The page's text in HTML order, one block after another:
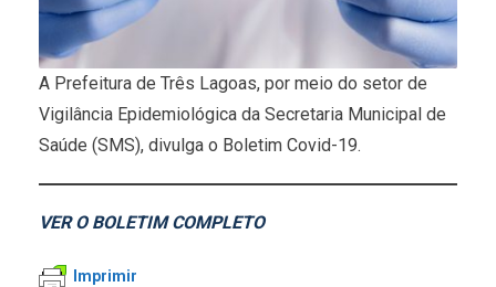
A Prefeitura de Três Lagoas, por meio do setor de
Vigilância Epidemiológica da Secretaria Municipal de
Saúde (SMS), divulga o Boletim Covid-19.
VER O BOLETIM COMPLETO
Imprimir